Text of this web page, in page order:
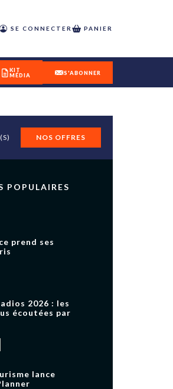
SE CONNECTER PANIER
ACHETER LE NUMÉRO
À OURSCOM PENDANT
KIT
MÉDIA
S'ABONNER
NOS OFFRES
POPULAIRES
prend ses
2026 : les
écoutées par
lance